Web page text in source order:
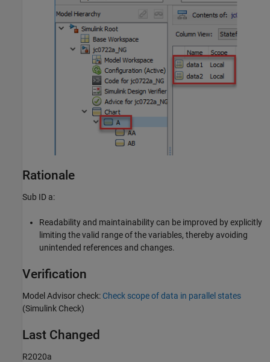
Rationale
Sub ID a:
Readability and maintainability can be improved by explicitly
limiting the valid range of the variables, thereby avoiding
unintended references and changes.
Verification
Model Advisor check: Check scope of data in parallel states
(Simulink Check)
Last Changed
R2020a